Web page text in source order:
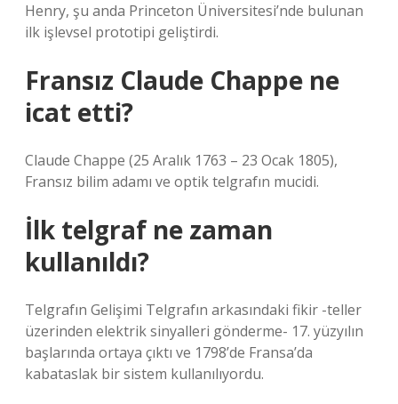
Henry, şu anda Princeton Üniversitesi’nde bulunan
ilk işlevsel prototipi geliştirdi.
Fransız Claude Chappe ne
icat etti?
Claude Chappe (25 Aralık 1763 – 23 Ocak 1805),
Fransız bilim adamı ve optik telgrafın mucidi.
İlk telgraf ne zaman
kullanıldı?
Telgrafın Gelişimi Telgrafın arkasındaki fikir -teller
üzerinden elektrik sinyalleri gönderme- 17. yüzyılın
başlarında ortaya çıktı ve 1798’de Fransa’da
kabataslak bir sistem kullanılıyordu.